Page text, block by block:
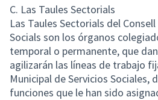
C. Las Taules Sectorials
Las Taules Sectorials del
Socials son los órganos
temporal o permanente, que
agilizarán las líneas de trabajo
Municipal de Servicios Sociales,
funciones que le han sido